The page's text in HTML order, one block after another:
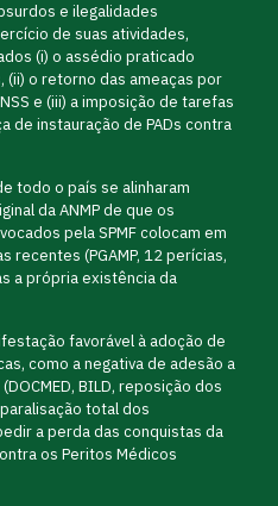
e ilegalidades
de suas atividades,
(i) o assédio praticado
o retorno das ameaças por
e (iii) a imposição de tarefas
de instauração de PADs contra
todo o país se alinharam
da ANMP de que os
pela SPMF colocam em
recentes (PGAMP, 12 perícias,
a própria existência da
favorável à adoção de
como a negativa de adesão a
BILD, reposição dos
total dos
a perda das conquistas da
os Peritos Médicos